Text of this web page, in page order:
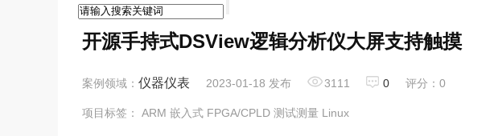
开源手持式DSView逻辑分析仪大屏支持触摸
案例领域： 仪器仪表 2023-01-18 发布 3111 0 评分：0
项目标签： ARM 嵌入式 FPGA/CPLD 测试测量 Linux